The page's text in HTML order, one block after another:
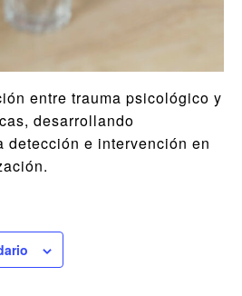
entre trauma psicológico y
desarrollando
detección e intervención en